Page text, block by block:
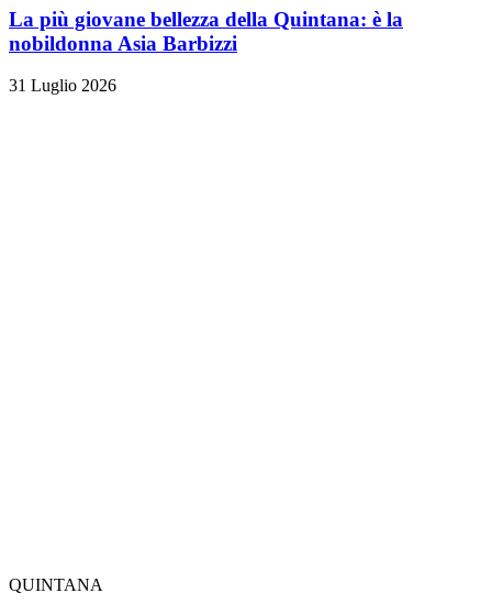
La più giovane bellezza della Quintana: è la
nobildonna Asia Barbizzi
31 Luglio 2026
QUINTANA